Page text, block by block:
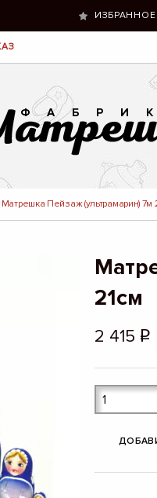
ИЗБРАННОЕ
Матрешка Пейзаж (ультрамарин) 7м
21см
2 415 q